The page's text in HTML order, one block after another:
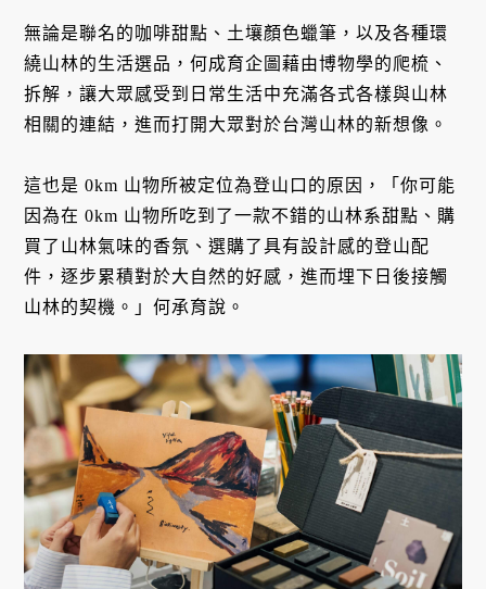
無論是聯名的咖啡甜點、土壤顏色蠟筆，以及各種環
繞山林的生活選品，何成育企圖藉由博物學的爬梳、
拆解，讓大眾感受到日常生活中充滿各式各樣與山林
相關的連結，進而打開大眾對於台灣山林的新想像。
這也是 0km 山物所被定位為登山口的原因，「你可能
因為在 0km 山物所吃到了一款不錯的山林系甜點、購
買了山林氣味的香氛、選購了具有設計感的登山配
件，逐步累積對於大自然的好感，進而埋下日後接觸
山林的契機。」何承育說。